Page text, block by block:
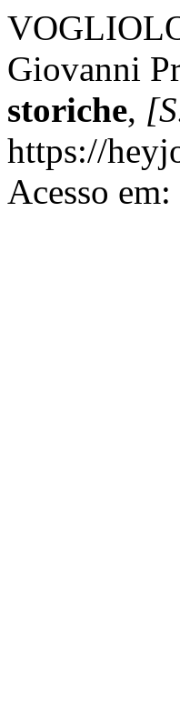
Giovanni
storiche,
https://
Acesso